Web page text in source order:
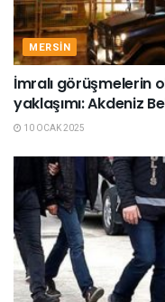
MERSIN
İmralı görüşmelerin
yaklaşımı: Akdeniz
10 OCAK 2025